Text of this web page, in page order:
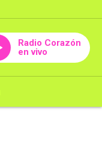
Radio Corazón
en vivo